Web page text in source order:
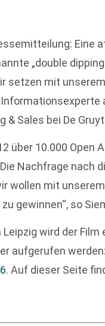
Eine
„double
setzen mit
& Sales bei De
über 10.000 Open
Nachfrage nach
wollen mit
gewinnen“, so
wird der
aufgerufen werden:
. Auf dieser Seite